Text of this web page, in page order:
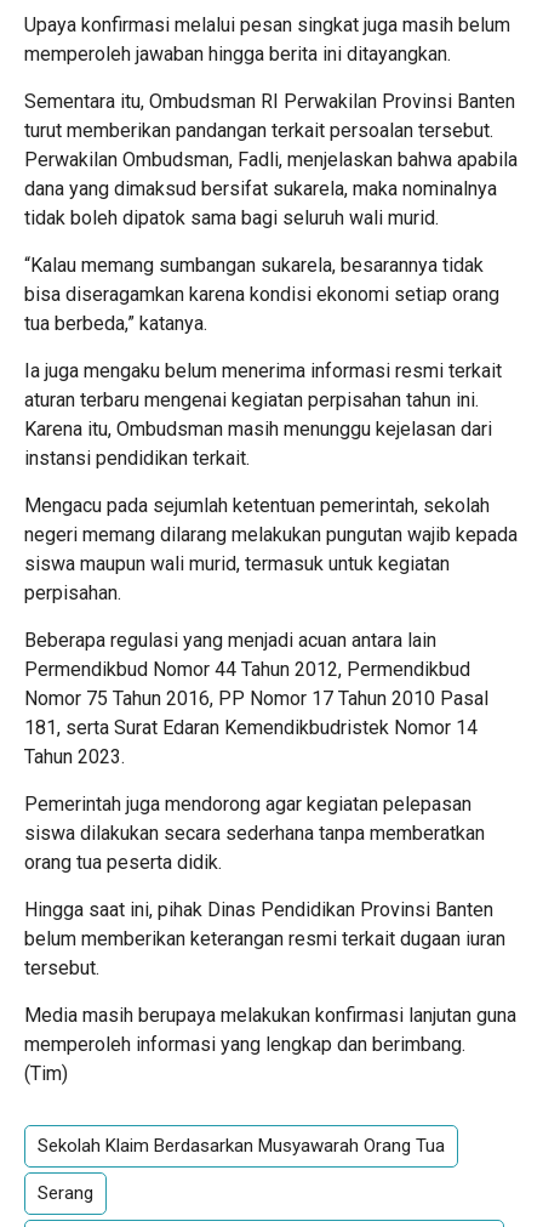
Upaya konfirmasi melalui pesan singkat juga masih belum
memperoleh jawaban hingga berita ini ditayangkan.
Sementara itu, Ombudsman RI Perwakilan Provinsi Banten
turut memberikan pandangan terkait persoalan tersebut.
Perwakilan Ombudsman, Fadli, menjelaskan bahwa apabila
dana yang dimaksud bersifat sukarela, maka nominalnya
tidak boleh dipatok sama bagi seluruh wali murid.
“Kalau memang sumbangan sukarela, besarannya tidak
bisa diseragamkan karena kondisi ekonomi setiap orang
tua berbeda,” katanya.
Ia juga mengaku belum menerima informasi resmi terkait
aturan terbaru mengenai kegiatan perpisahan tahun ini.
Karena itu, Ombudsman masih menunggu kejelasan dari
instansi pendidikan terkait.
Mengacu pada sejumlah ketentuan pemerintah, sekolah
negeri memang dilarang melakukan pungutan wajib kepada
siswa maupun wali murid, termasuk untuk kegiatan
perpisahan.
Beberapa regulasi yang menjadi acuan antara lain
Permendikbud Nomor 44 Tahun 2012, Permendikbud
Nomor 75 Tahun 2016, PP Nomor 17 Tahun 2010 Pasal
181, serta Surat Edaran Kemendikbudristek Nomor 14
Tahun 2023.
Pemerintah juga mendorong agar kegiatan pelepasan
siswa dilakukan secara sederhana tanpa memberatkan
orang tua peserta didik.
Hingga saat ini, pihak Dinas Pendidikan Provinsi Banten
belum memberikan keterangan resmi terkait dugaan iuran
tersebut.
Media masih berupaya melakukan konfirmasi lanjutan guna
memperoleh informasi yang lengkap dan berimbang.
(Tim)
Sekolah Klaim Berdasarkan Musyawarah Orang Tua
Serang